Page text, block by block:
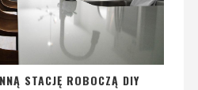
STACJĘ ROBOCZĄ DIY